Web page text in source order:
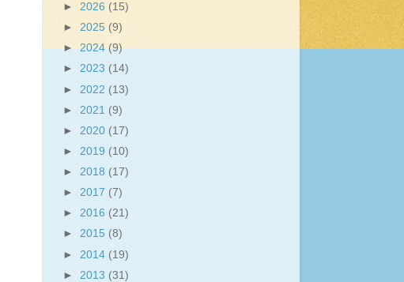
► 2026 (15)
► 2025 (9)
►2024(9)
► 2023 (14)
► 2022 (13)
► 2021 (9)
► 2020 (17)
► 2019 (10)
► 2018 (17)
► 2017 (7)
► 2016 (21)
► 2015 (8)
► 2014 (19)
► 2013 (31)